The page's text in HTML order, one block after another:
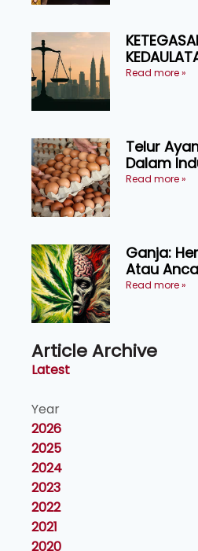
UNDANG
Read more »
Telur
Dalam
Kosmetik
Read more »
Ganja:
Atau
Read more »
Article Archive
Latest
Year
2026
2025
2024
2023
2022
2021
2020